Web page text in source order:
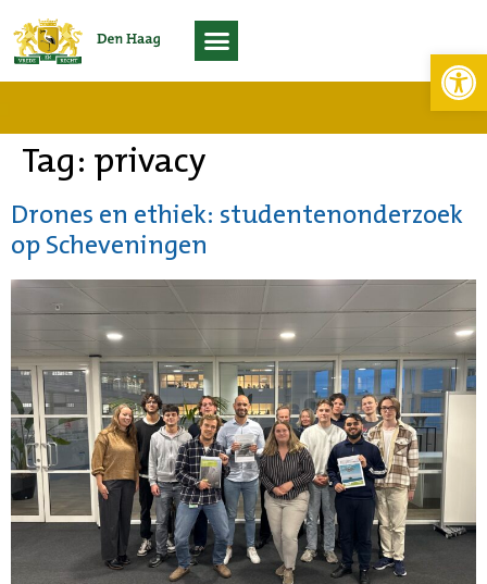
Tag: privacy
Drones en ethiek: studentenonderzoek
op Scheveningen